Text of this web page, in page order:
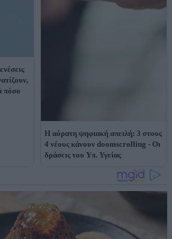
πόσο
H αόρατη ψηφιακή απειλή: 3 στους
4 νέους κάνουν doomscrolling - Οι
δράσεις του Yπ. Υγείας